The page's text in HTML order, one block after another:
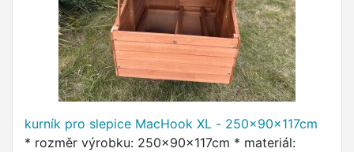
kurník pro slepice MacHook XL - 250x90x117cm
* rozměr výrobku: 250x90x117cm * materiál: